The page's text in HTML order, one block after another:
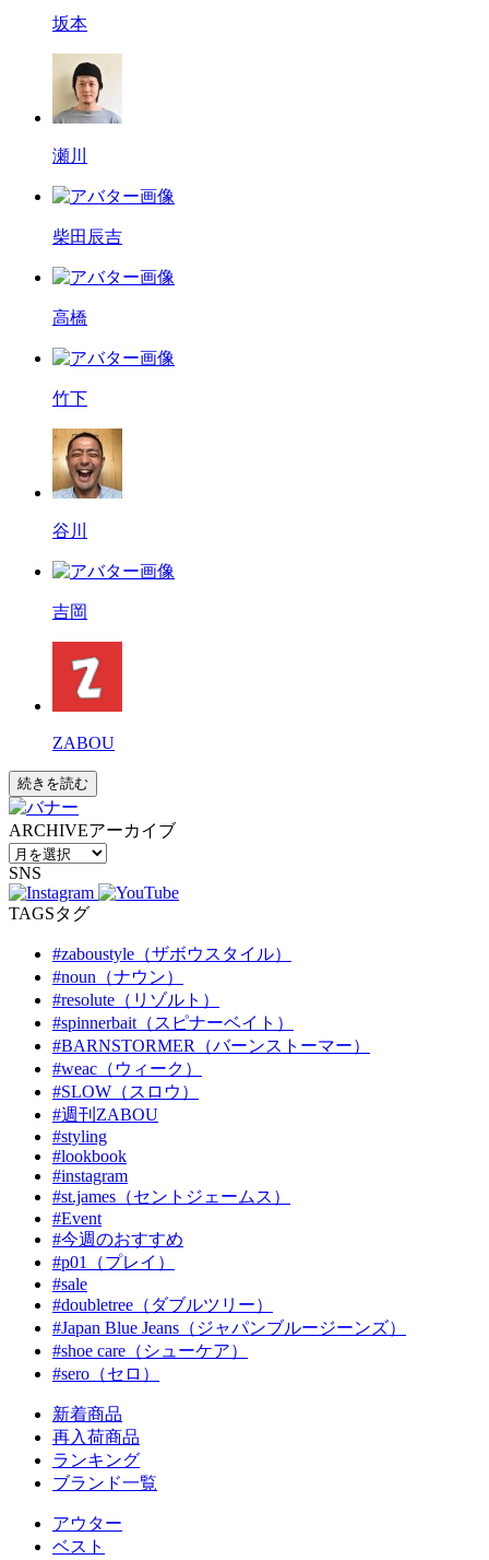
坂本
瀬川
柴田辰吉
高橋
竹下
谷川
吉岡
ZABOU
続きを読む
ARCHIVEアーカイブ
SNS
TAGSタグ
#zaboustyle（ザボウスタイル）
#noun（ナウン）
#resolute（リゾルト）
#spinnerbait（スピナーベイト）
#BARNSTORMER（バーンストーマー）
#weac（ウィーク）
#SLOW（スロウ）
#週刊ZABOU
#styling
#lookbook
#instagram
#st.james（セントジェームス）
#Event
#今週のおすすめ
#p01（プレイ）
#sale
#doubletree（ダブルツリー）
#Japan Blue Jeans（ジャパンブルージーンズ）
#shoe care（シューケア）
#sero（セロ）
新着商品
再入荷商品
ランキング
ブランド一覧
アウター
ベスト